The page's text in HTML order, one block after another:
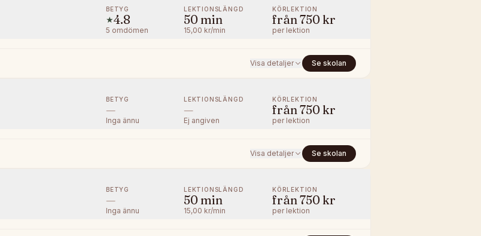
BETYG
★4.8
5 omdömen
LEKTIONSLÄNGD
50min
15,00 kr/min
KÖRLEKTION
från 750 kr
per lektion
Visa detaljer Se skolan
BETYG
—
Inga ännu
LEKTIONSLÄNGD
—
Ej angiven
KÖRLEKTION
från 750 kr
per lektion
Visa detaljer Se skolan
BETYG
—
Inga ännu
LEKTIONSLÄNGD
50min
15,00 kr/min
KÖRLEKTION
från 750 kr
per lektion